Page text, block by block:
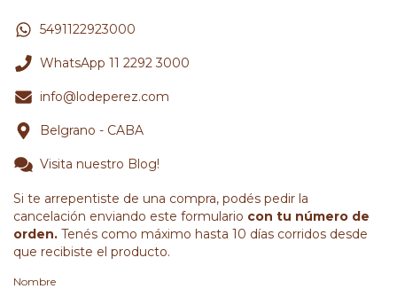
5491122923000
WhatsApp 11 2292 3000
info@lodeperez.com
Belgrano - CABA
Visita nuestro Blog!
Si te arrepentiste de una compra, podés pedir la
cancelación enviando este formulario con tu número de
orden. Tenés como máximo hasta 10 días corridos desde
que recibiste el producto.
Nombre